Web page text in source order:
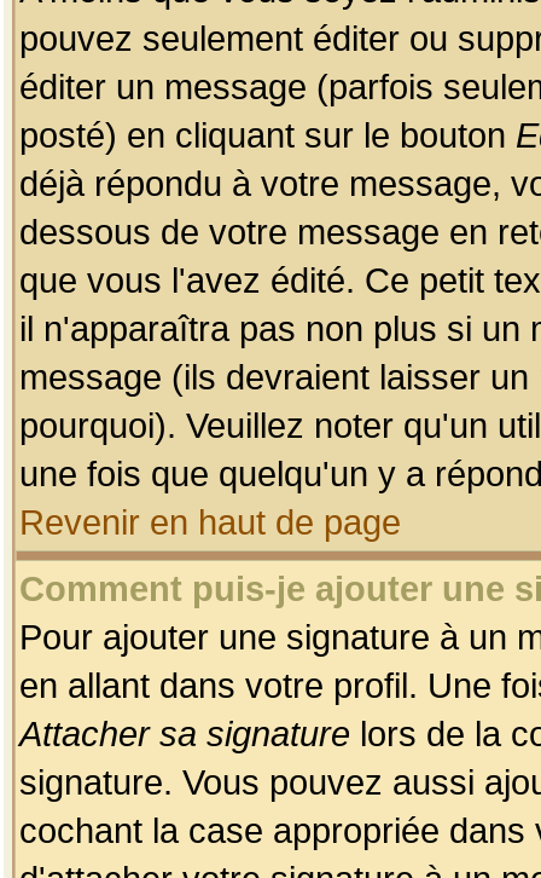
pouvez seulement éditer ou
éditer un message (parfois
posté) en cliquant sur le bouton
déjà répondu à votre message,
dessous de votre message en
que vous l'avez édité. Ce petit
il n'apparaîtra pas non plus si un
message (ils devraient laisser
pourquoi). Veuillez noter qu'un
une fois que quelqu'un y a
Revenir en haut de page
Comment puis-je ajouter une
Pour ajouter une signature à un
en allant dans votre profil. Une
Attacher sa signature lors de la
signature. Vous pouvez aussi
cochant la case appropriée